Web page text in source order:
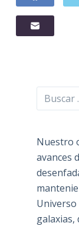
Buscar
Nuestro
avances
galaxias,